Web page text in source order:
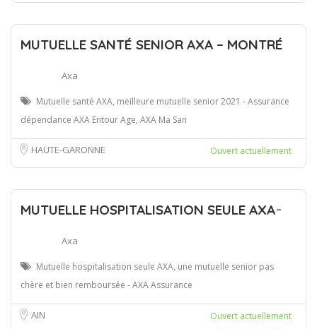
MUTUELLE SANTÉ SENIOR AXA – MONTRÉ
Axa
Mutuelle santé AXA, meilleure mutuelle senior 2021 - Assurance
dépendance AXA Entour Age, AXA Ma San
HAUTE-GARONNE Ouvert actuellement
MUTUELLE HOSPITALISATION SEULE AXA ̵
Axa
Mutuelle hospitalisation seule AXA, une mutuelle senior pas
chère et bien remboursée - AXA Assurance
AIN Ouvert actuellement